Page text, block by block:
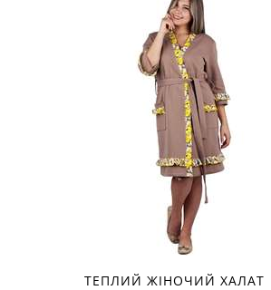
ТЕПЛИЙ ЖІНОЧИЙ ХАЛАТ